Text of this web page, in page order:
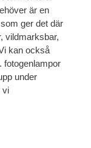
är en
ger det där
vildmarksbar,
kan också
fotogenlampor
under
vi